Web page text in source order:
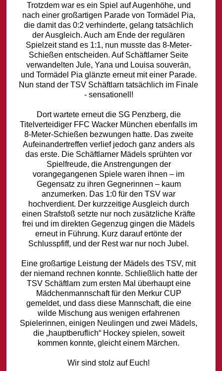
Trotzdem war es ein Spiel auf Augenhöhe, und
nach einer großartigen Parade von Tormädel Pia,
die damit das 0:2 verhinderte, gelang tatsächlich
der Ausgleich. Auch am Ende der regulären
Spielzeit stand es 1:1, nun musste das 8-Meter-
Schießen entscheiden. Auf Schäftlarner Seite
verwandelten Jule, Yana und Louisa souverän,
und Tormädel Pia glänzte erneut mit einer Parade.
Nun stand der TSV Schäftlarn tatsächlich im Finale
- sensationell!
Dort wartete erneut die SG Penzberg, die
Titelverteidiger FFC Wacker München ebenfalls im
8-Meter-Schießen bezwungen hatte. Das zweite
Aufeinandertreffen verlief jedoch ganz anders als
das erste. Die Schäftlarner Mädels sprühten vor
Spielfreude, die Anstrengungen der
vorangegangenen Spiele waren ihnen – im
Gegensatz zu ihren Gegnerinnen – kaum
anzumerken. Das 1:0 für den TSV war
hochverdient. Der kurzzeitige Ausgleich durch
einen Strafstoß setzte nur noch zusätzliche Kräfte
frei und im direkten Gegenzug gingen die Mädels
erneut in Führung. Kurz darauf ertönte der
Schlusspfiff, und der Rest war nur noch Jubel.
Eine großartige Leistung der Mädels des TSV, mit
der niemand rechnen konnte. Schließlich hatte der
TSV Schäftlarn zum ersten Mal überhaupt eine
Mädchenmannschaft für den Merkur CUP
gemeldet, und dass diese Mannschaft, die eine
wilde Mischung aus wenigen erfahrenen
Spielerinnen, einigen Neulingen und zwei Mädels,
die „hauptberuflich“ Hockey spielen, soweit
kommen konnte, gleicht einem Märchen.
Wir sind stolz auf Euch!